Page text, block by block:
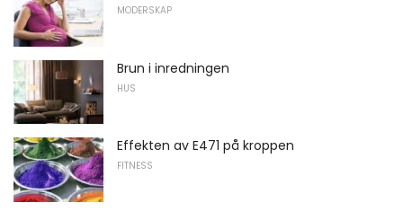
MODERSKAP
Brun i inredningen
HUS
Effekten av E471 på kroppen
FITNESS